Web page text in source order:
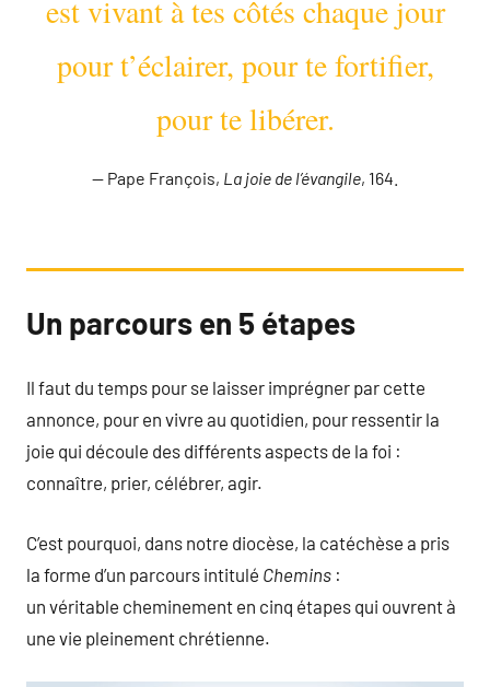
est vivant à tes côtés chaque jour
pour t’éclairer, pour te fortifier,
pour te libérer.
Pape François, La joie de l’évangile, 164.
Un parcours en 5 étapes
Il faut du temps pour se laisser imprégner par cette
annonce, pour en vivre au quotidien, pour ressentir la
joie qui découle des différents aspects de la foi :
connaître, prier, célébrer, agir.
C’est pourquoi, dans notre diocèse, la catéchèse a pris
la forme d’un parcours intitulé Chemins :
un véritable cheminement en cinq étapes qui ouvrent à
une vie pleinement chrétienne.